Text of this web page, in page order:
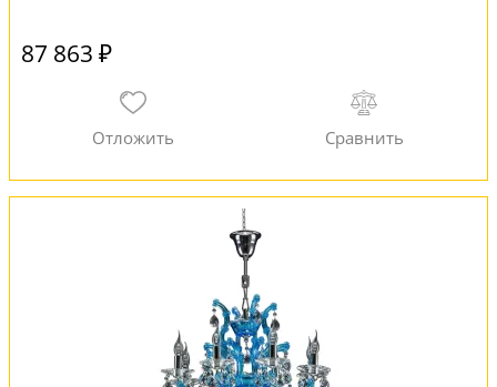
87 863 ₽